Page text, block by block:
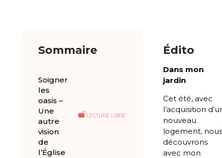
Sommaire
Soigner
les
oasis –
Une
autre
vision
de
l’Église
LECTURE LIBRE
Édito
Dans mon
jardin
Cet été, avec
l’acquisition
nouveau
logement, nous
découvrons
avec mon